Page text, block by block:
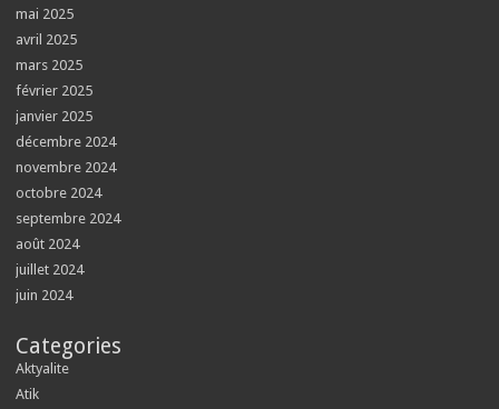
mai 2025
avril 2025
mars 2025
février 2025
janvier 2025
décembre 2024
novembre 2024
octobre 2024
septembre 2024
août 2024
juillet 2024
juin 2024
Categories
Aktyalite
Atik